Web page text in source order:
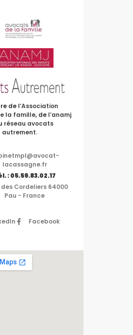
de l’Association
la famille, de l’anamj
réseau avocats
autrement.
lacassagne.fr
: 05.59.83.02.17
des Cordeliers 64000
Pau - France
Facebook